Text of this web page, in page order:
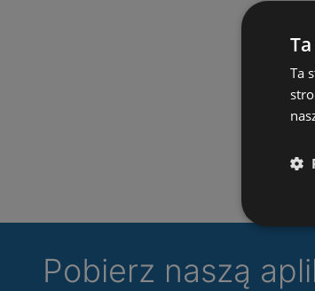
Pobierz naszą
Ta